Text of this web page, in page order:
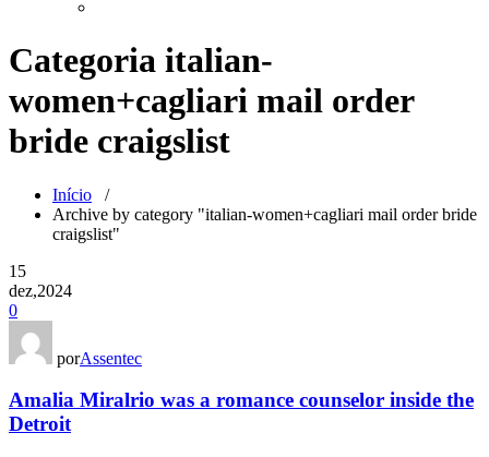
Categoria italian-
women+cagliari mail order
bride craigslist
Início /
Archive by category "italian-women+cagliari mail order bride
craigslist"
15
dez,2024
0
porAssentec
Amalia Miralrio was a romance counselor inside the
Detroit